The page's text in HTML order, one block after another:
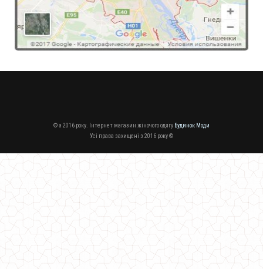
Модне кашемірове пальто "Болеро"
Модне кашемірове пальто
© з 2016 року. Інтернет магазин жіночого одягу Будинок Моди
Усі права захищені з 2016 року ©